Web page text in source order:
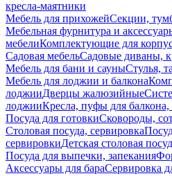
кресла-маятники
Мебель для прихожейСекции,
Мебельная фурнитура и
мебелиКомплектующие для
Садовая мебельСадовые диваны,
Мебель для бани и сауныСтулья,
Мебель для лоджии и балкона
лоджииДверцы жалюзийные
лоджииКресла, пуфы для
Посуда для готовкиСковороды,
Столовая посуда, сервировка
сервировкиДетская столовая
Посуда для выпечки, запекания
Аксессуары для бараСервировка